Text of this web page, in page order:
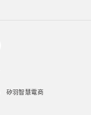
矽羽智慧電商